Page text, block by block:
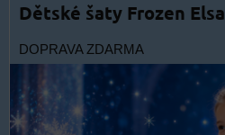
Dětské šaty Frozen Elsa
DOPRAVA ZDARMA